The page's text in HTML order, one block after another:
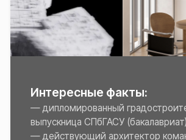
Система рассрочек
Контакты
+7 (993) 638-37-20
Служба заботы VK
Служба заботы TG
art-brodsky-school@yandex.ru
Документы
Публичная оферта
Политика обработки персональных данных
Образовательная лицензия № Л035-01248-56/04334294
Образовательные программы